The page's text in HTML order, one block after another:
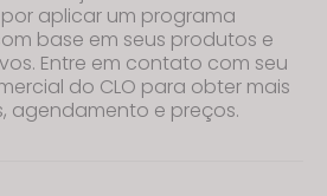
aplicar um programa
base em seus produtos e
Entre em contato com seu
do CLO para obter mais
agendamento e preços.